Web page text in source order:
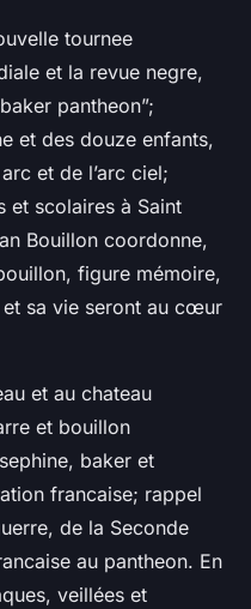
tournee
et la revue negre,
pantheon”;
et des douze enfants,
et de l’arc ciel;
et scolaires à Saint
Bouillon coordonne,
figure mémoire,
sa vie seront au cœur
et au chateau
et bouillon
baker et
francaise; rappel
de la Seconde
au pantheon. En
veillées et